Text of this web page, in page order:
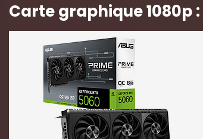
Carte graphique 1080p